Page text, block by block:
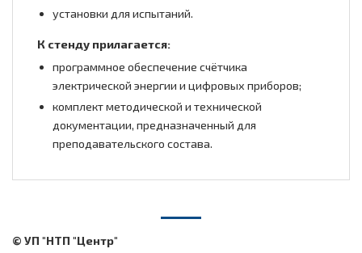
установки для испытаний.
К стенду прилагается:
программное обеспечение счётчика
электрической энергии и цифровых приборов;
комплект методической и технической
документации, предназначенный для
преподавательского состава.
© УП "НТП "Центр"